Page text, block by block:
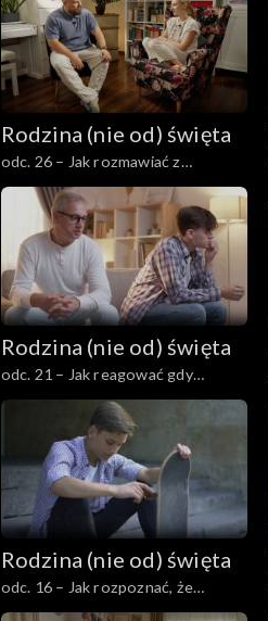
Rodzina (nie od) święta
odc. 26 – Jak rozmawiać z
dzieckiem o wojnie, przemocy i
wiadomościach ze świata?
Rodzina (nie od) święta
odc. 21 – Jak reagować gdy
dziecko kłamie?
Rodzina (nie od) święta
odc. 16 – Jak rozpoznać, że
nastolatek ma problemy